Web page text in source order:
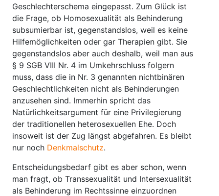
Geschlechterschema eingepasst. Zum Glück ist
die Frage, ob Homosexualität als Behinderung
subsumierbar ist, gegenstandslos, weil es keine
Hilfemöglichkeiten oder gar Therapien gibt. Sie
gegenstandslos aber auch deshalb, weil man aus
§ 9 SGB VIII Nr. 4 im Umkehrschluss folgern
muss, dass die in Nr. 3 genannten nichtbinären
Geschlechtlichkeiten nicht als Behinderungen
anzusehen sind. Immerhin spricht das
Natürlichkeitsargument für eine Privilegierung
der traditionellen heterosexuellen Ehe. Doch
insoweit ist der Zug längst abgefahren. Es bleibt
nur noch Denkmalschutz.
Entscheidungsbedarf gibt es aber schon, wenn
man fragt, ob Transsexualität und Intersexualität
als Behinderung im Rechtssinne einzuordnen